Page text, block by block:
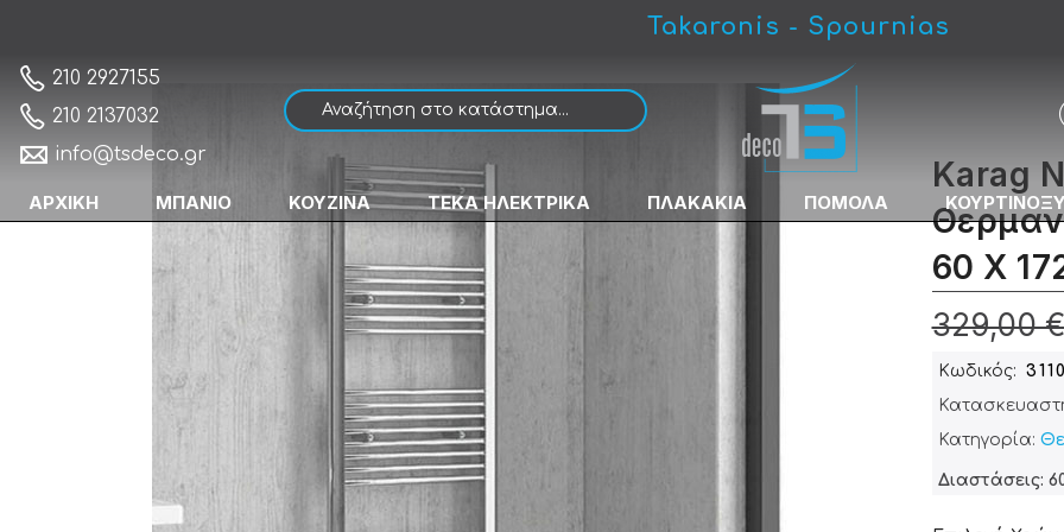
Takaronis - Spournias
210 2927155
210 2137032
info@tsdeco.gr
ΑΡΧΙΚΗ ΜΠΑΝΙΟ ΚΟΥΖΙΝΑ ΤΕΚΑ ΗΛΕΚΤΡΙΚΑ ΠΛΑΚΑΚΙΑ ΠΟΜΟΛΑ
Karag Nile 1720-600 Θερμαντική Πετσετοκρεμάστρα 60 Χ 172 cm
Karag
60 Χ
329,00 €
Κωδικός
Κατηγορία:
Διαστάσεις: